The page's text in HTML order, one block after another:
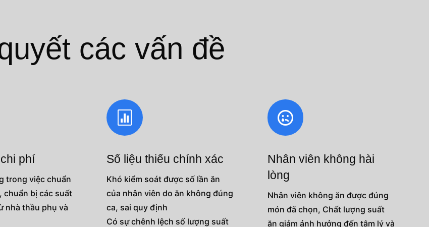
các vấn đề
phí
trong việc chuẩn
chuẩn bị các suất
nhà thầu phụ và

Số liệu thiếu chính xác
Khó kiểm soát được số lần ăn
của nhân viên do ăn không đúng
ca, sai quy định
Có sự chênh lệch số lượng suất

Nhân viên không hài
lòng
Nhân viên không ăn được đúng
món đã chọn, Chất lượng suất
ăn giảm ảnh hưởng đến tâm lý và